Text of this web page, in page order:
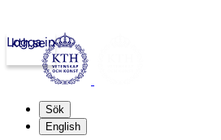
kth.se
Logga in
Sök
English